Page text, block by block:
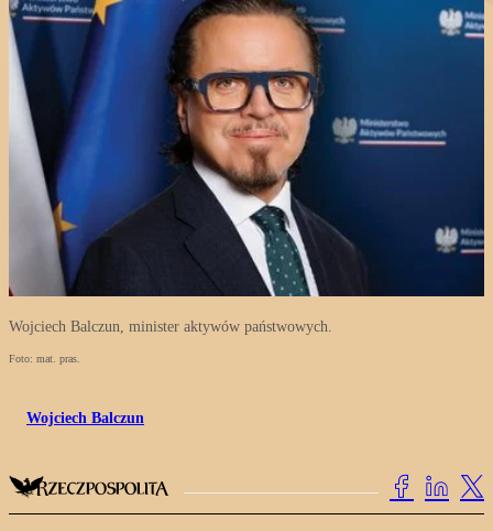
Wojciech Balczun, minister aktywów państwowych.
Foto: mat. pras.
Wojciech Balczun